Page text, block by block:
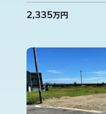
2,335万円